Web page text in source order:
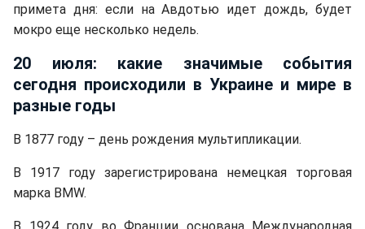
примета дня: если на Авдотью идет дождь, будет
мокро еще несколько недель.
20 июля: какие значимые события
сегодня происходили в Украине и мире в
разные годы
В 1877 году – день рождения мультипликации.
В 1917 году зарегистрирована немецкая торговая
марка BMW.